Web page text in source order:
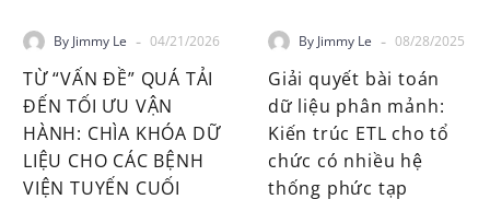
By Jimmy Le - 04/21/2026
TỪ “VẤN ĐỀ” QUÁ TẢI
ĐẾN TỐI ƯU VẬN
HÀNH: CHÌA KHÓA DỮ
LIỆU CHO CÁC BỆNH
VIỆN TUYẾN CUỐI
By Jimmy Le - 08/28/2025
Giải quyết bài toán
dữ liệu phân mảnh:
Kiến trúc ETL cho tổ
chức có nhiều hệ
thống phức tạp